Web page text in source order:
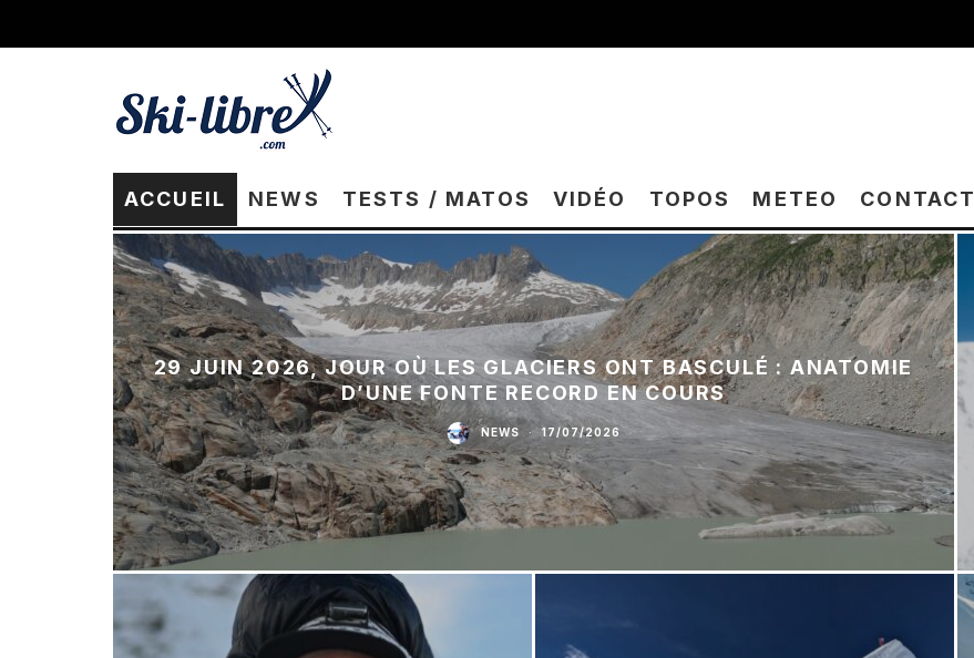
ACCUEIL NEWS TESTS / MATOS VIDÉO TOPOS METEO CONTACT
29 JUIN 2026, JOUR OÙ LES GLACIERS ONT BASCULÉ : ANATOMIE
D’UNE FONTE RECORD EN COURS
NEWS · 17/07/2026